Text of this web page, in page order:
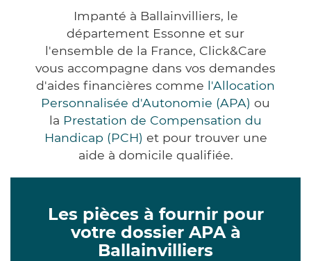
Impanté à Ballainvilliers, le
département Essonne et sur
l'ensemble de la France, Click&Care
vous accompagne dans vos demandes
d'aides financières comme l'Allocation
Personnalisée d'Autonomie (APA) ou
la Prestation de Compensation du
Handicap (PCH) et pour trouver une
aide à domicile qualifiée.
Les pièces à fournir pour
votre dossier APA à
Ballainvilliers